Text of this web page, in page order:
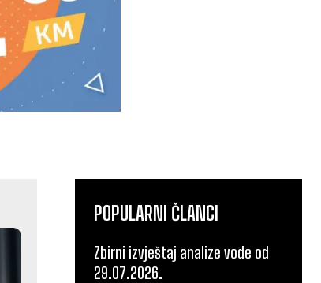
POPULARNI ČLANCI
Zbirni izvještaj analize vode od
29.07.2026.